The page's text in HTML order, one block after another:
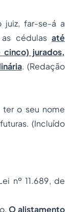
juiz, far-se-á a
cédulas até
jurados,
. (Redação
ter o seu nome
(Incluído
nº 11.689, de
O alistamento